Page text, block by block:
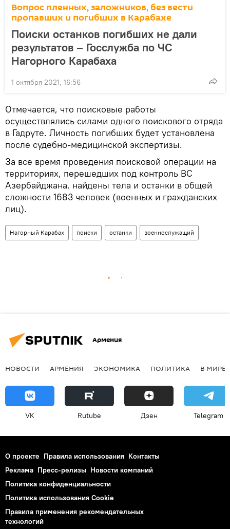
Вопрос пленных, заложников, без вести
пропавших и погибших в Карабахе
Поиски останков погибших не дали
результатов – Госслужба по ЧС
Нагорного Карабаха
1 октября 2021, 16:56
Отмечается, что поисковые работы
осуществлялись силами одного поискового отряда
в Гадруте. Личность погибших будет установлена
после судебно-медицинской экспертизы.
За все время проведения поисковой операции на
территориях, перешедших под контроль ВС
Азербайджана, найдены тела и останки в общей
сложности 1683 человек (военных и гражданских
лиц).
Нагорный Карабах поиски останки военнослужащий
Армения
НОВОСТИ АРМЕНИЯ ЭКОНОМИКА ПОЛИТИКА В МИРЕ
VK Rutube Дзен Telegram
О проекте Правила использования Контакты
Реклама Пресс-релизы Новости компаний
Политика конфиденциальности
Политика использования Cookie
Правила применения рекомендательных
технологий